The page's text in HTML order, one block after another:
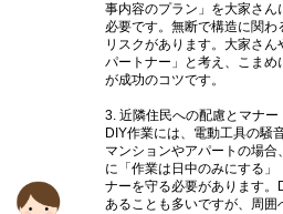
事内容のプラン」を大家さ
必要です。無断で構造に関
リスクがあります。大家さ
パートナー」と考え、こまめ
が成功のコツです。
3. 近隣住民への配慮とマナー
DIY作業には、電動工具の騒
マンションやアパートの場
に「作業は日中のみにする
ナーを守る必要があります
あることも多いですが、周囲